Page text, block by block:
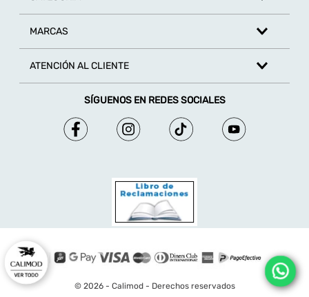
MARCAS
ATENCIÓN AL CLIENTE
SÍGUENOS EN REDES SOCIALES
© 2026 - Calimod - Derechos reservados